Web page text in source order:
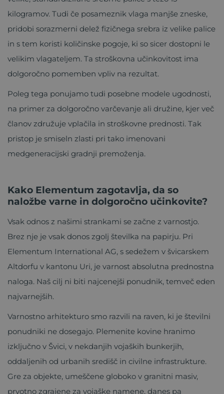
kilogramov. Tudi če posameznik vlaga manjše zneske,
pridobi sorazmerni delež fizičnega srebra iz velike palice
in s tem koristi količinske pogoje, ki so sicer dostopni le
velikim vlagateljem. Ta stroškovna učinkovitost ima
dolgoročno pomemben vpliv na rezultat.
Poleg tega ponujamo tudi posebne modele ugodnosti,
na primer za dolgoročno varčevanje ali družine, kjer več
članov združuje vplačila in stroškovne prednosti. Tak
pristop je smiseln zlasti pri tako imenovani
medgeneracijski gradnji premoženja.
Kako Elementum zagotavlja, da so
naložbe varne in dolgoročno učinkovite?
Vsak odnos z našimi strankami se začne z varnostjo.
Brez nje je vsak donos zgolj številka na papirju. Pri
Elementum International AG, s sedežem v švicarskem
Altdorfu v kantonu Uri, je varnost absolutna prednostna
naloga. Naš cilj ni biti najcenejši ponudnik, temveč eden
najvarnejših.
Varnostno arhitekturo smo razvili na raven, ki je številni
ponudniki ne dosegajo. Plemenite kovine hranimo
izključno v Švici, v nekdanjih vojaških bunkerjih,
oddaljenih od urbanih središč in civilne infrastrukture.
Gre za objekte, umeščene globoko v granitni masiv,
prvotno zgrajene za vojaške namene, danes pa